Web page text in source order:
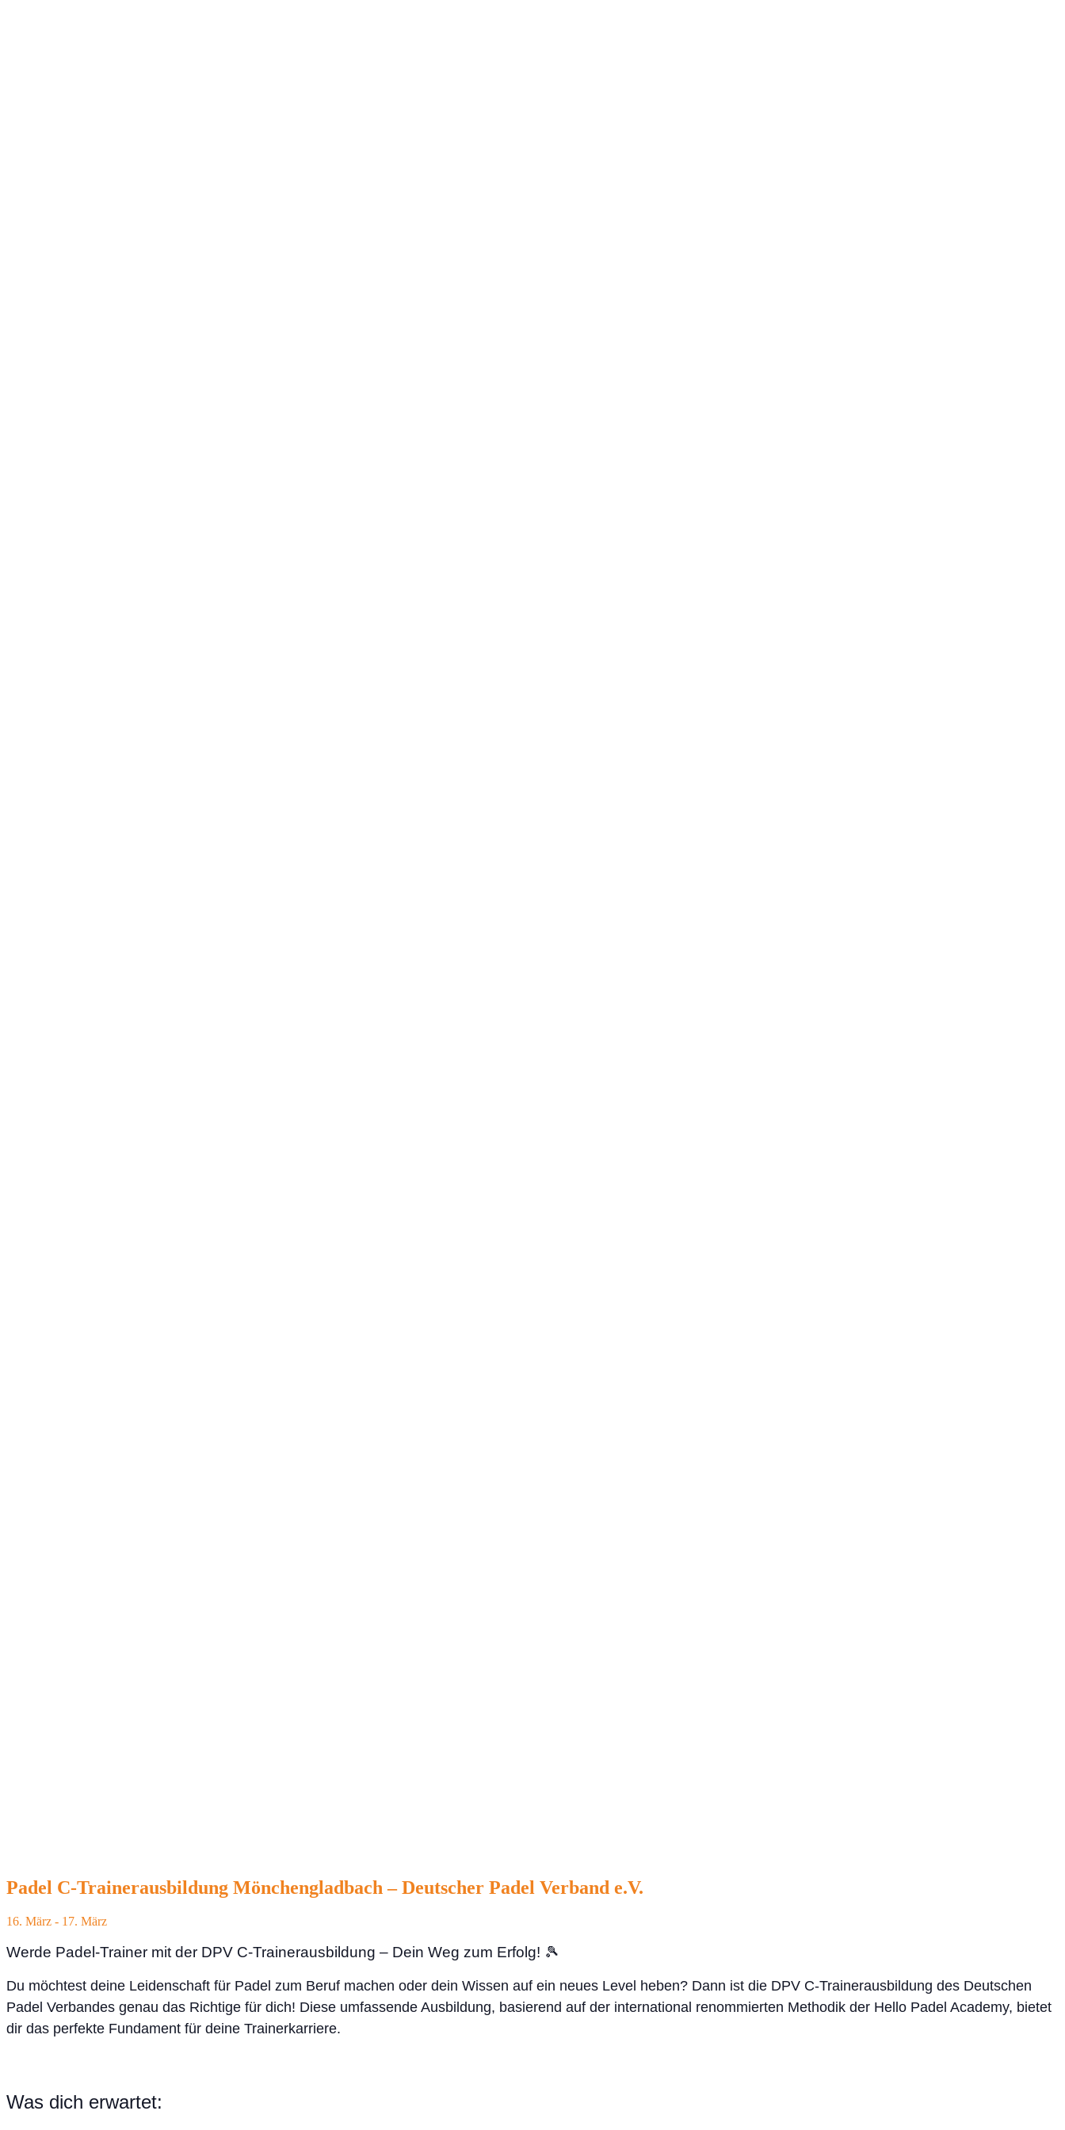
Padel C-Trainerausbildung Mönchengladbach – Deutscher Padel Verband e.V.
16. März - 17. März
Werde Padel-Trainer mit der DPV C-Trainerausbildung – Dein Weg zum Erfolg! 🎾
Du möchtest deine Leidenschaft für Padel zum Beruf machen oder dein Wissen auf ein neues Level heben? Dann ist die DPV C-Trainerausbildung des Deutschen
Padel Verbandes genau das Richtige für dich! Diese umfassende Ausbildung, basierend auf der international renommierten Methodik der Hello Padel Academy, bietet
dir das perfekte Fundament für deine Trainerkarriere.
Was dich erwartet: